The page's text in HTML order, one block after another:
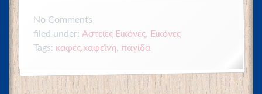
No Comments
filed under: Αστείες Εικόνες, Εικόνες
Tags: καφές.καφεϊνη, παγίδα